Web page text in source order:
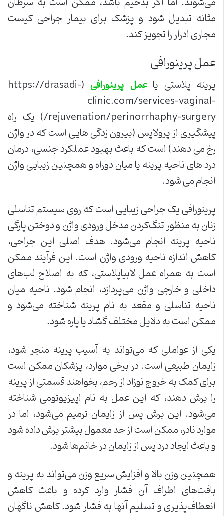
مثانه تبدیل شود و پزشک برای بیمار جراحی کیست
مجاری ادرار را تجویز کند.
عمل پرینورافی
پرینه پلاستی یاعمل پرینورافی (https://drasadi-
clinic.com/services-vaginal-
rejuvenation/perinorrhaphy-surgery/) یک راه
پیشگیری از پرولاپس (بیرون زدگی هایی است که در واژن
رخ می دهند) است که باعث بهبود عملکرد جنسی، درمان
درد های ناحیه پرینه یا میان دوراه و همچنین زیبایی واژن
انجام می شود.
پرینورافی یک جراحی زیبایی است که روی سیستم تناسلی
زنان به منظور تنگ‌کردن مدخل ورودی واژن و دوختن پارگی
ناحیه پرینه انجام می‌شود. هدف اصلی این جراحی،
کاهش اندازه ناحیه ورودی واژن است. این فرآیند ممکن
است به همراه عمل لابیاپلاستی، که به اصلاح لب‌های
داخلی و خارجی واژن می‌پردازد، انجام شود. ناحیه میان
ناحیه تناسلی و مقعد به نام پرینه شناخته می‌شود و
ممکن است به دلایل مختلف گشاد یا پاره شود.
یکی از عواملی که می‌تواند به آسیب پرینه منجر شود،
زایمان طبیعی است. در برخی موارد، پزشکان ممکن است
برای کمک به خروج نوزاد از رحم، بخواهند قسمتی از پرینه
را برش دهند، که این عمل به نام اپیزیوتومی شناخته
می‌شود. این برش پس از زایمان ترمیم می‌شود، اما در
موارد نادر، ممکن است از حد معمول بیشتر برش داده شود
و باعث ایجاد درد پس از زایمان در خانم‌ها شود.
همچنین وزن بالا و افزایش سریع وزن می‌تواند به پرینه و
بافت‌های اطراف آن فشار وارد کرده و باعث کاهش
انعطاف‌پذیری و تسلیم آنها به فشار شود. کاهش ناگهان